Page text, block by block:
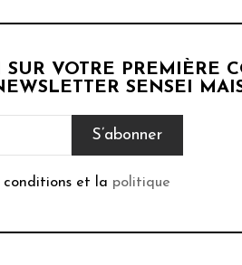
VOTRE PREMIÈRE
SENSEI
conditions et la politique